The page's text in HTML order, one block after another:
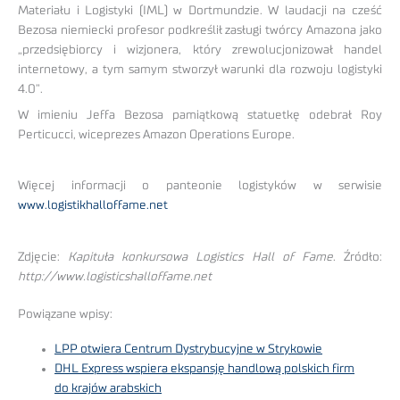
Materiału i Logistyki (IML) w Dortmundzie. W laudacji na cześć
Bezosa niemiecki profesor podkreślił zasługi twórcy Amazona jako
„przedsiębiorcy i wizjonera, który zrewolucjonizował handel
internetowy, a tym samym stworzył warunki dla rozwoju logistyki
4.0”.
W imieniu Jeffa Bezosa pamiątkową statuetkę odebrał Roy
Perticucci, wiceprezes Amazon Operations Europe.
Więcej informacji o panteonie logistyków w serwisie
www.logistikhalloffame.net
Zdjęcie: Kapituła konkursowa Logistics Hall of Fame. Źródło:
http://www.logisticshalloffame.net
Powiązane wpisy:
LPP otwiera Centrum Dystrybucyjne w Strykowie
DHL Express wspiera ekspansję handlową polskich firm
do krajów arabskich